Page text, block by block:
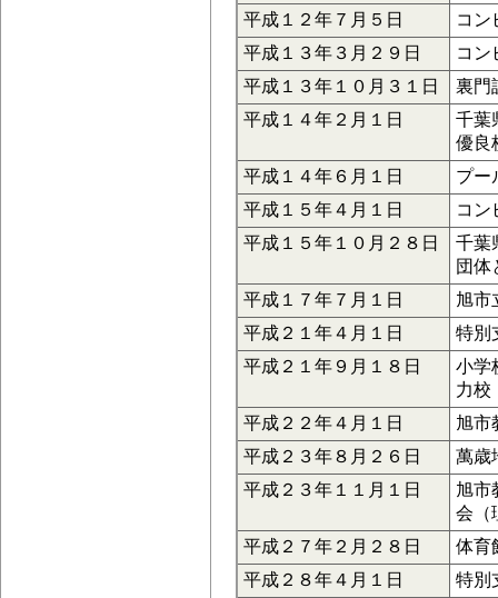
平成１２年７月５日
コ
平成１３年３月２９日
コン
平成１３年１０月３１日
裏門
平成１４年２月１日
千葉
優良
平成１４年６月１日
プー
平成１５年４月１日
コン
平成１５年１０月２８日
千葉
団体
平成１７年７月１日
旭市
平成２１年４月１日
特別
平成２１年９月１８日
小学
力校
平成２２年４月１日
旭市
平成２３年８月２６日
萬歳
平成２３年１１月１日
旭市
会（
平成２７年２月２８日
体育
平成２８年４月１日
特別